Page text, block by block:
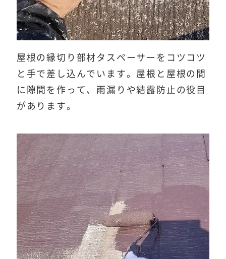
屋根の縁切り部材タスペーサーをコツコツ
と手で差し込んでいます。屋根と屋根の間
に隙間を作って、雨漏りや結露防止の役目
があります。